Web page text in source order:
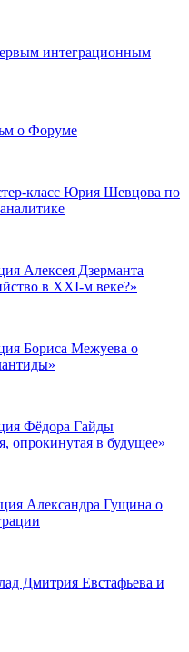
интеграционным
о Форуме
класс Юрия Шевцова по
Алексея Дзерманта
в XXI-м веке?»
Бориса Межуева о
Фёдора Гайды
опрокинутая в будущее»
Александра Гущина о
Дмитрия Евстафьева и